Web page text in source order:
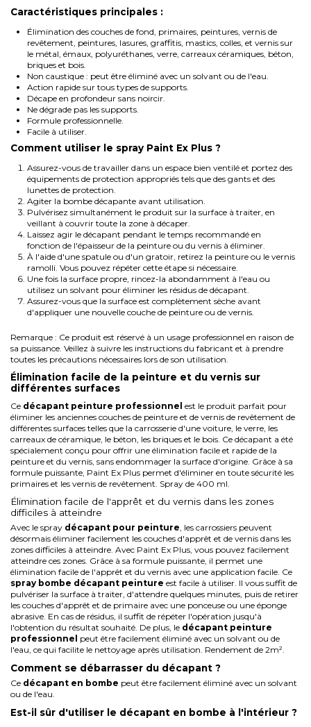
Caractéristiques principales :
Élimination des couches de fond, primaires, peintures, vernis de
revêtement, peintures, lasures, graffitis, mastics, colles, et vernis sur
le métal, émaux, polyuréthanes, verre, carreaux céramiques, béton,
briques et bois.
Non caustique : peut être éliminé avec un solvant ou de l'eau.
Action rapide sur tous types de supports.
Décape en profondeur sans noircir.
Ne dégrade pas les supports.
Formule professionnelle.
Facile à utiliser.
Comment utiliser le spray Paint Ex Plus ?
Assurez-vous de travailler dans un espace bien ventilé et portez des
équipements de protection appropriés tels que des gants et des
lunettes de protection.
Agiter la bombe décapante avant utilisation.
Pulvérisez simultanément le produit sur la surface à traiter, en
veillant à couvrir toute la zone à décaper.
Laissez agir le décapant pendant le temps recommandé en
fonction de l'épaisseur de la peinture ou du vernis à éliminer.
À l'aide d'une spatule ou d'un gratoir, retirez la peinture ou le vernis
ramolli. Vous pouvez répéter cette étape si nécessaire.
Une fois la surface propre, rincez-la abondamment à l'eau ou
utilisez un solvant pour éliminer les résidus de décapant.
Assurez-vous que la surface est complètement sèche avant
d'appliquer une nouvelle couche de peinture ou de vernis.
Remarque : Ce produit est réservé à un usage professionnel en raison de
sa puissance. Veillez à suivre les instructions du fabricant et à prendre
toutes les précautions nécessaires lors de son utilisation.
Élimination facile de la peinture et du vernis sur
différentes surfaces
Ce décapant peinture professionnel est le produit parfait pour
éliminer les anciennes couches de peinture et de vernis de revêtement de
différentes surfaces telles que la carrosserie d'une voiture, le verre, les
carreaux de céramique, le béton, les briques et le bois. Ce décapant a été
spécialement conçu pour offrir une élimination facile et rapide de la
peinture et du vernis, sans endommager la surface d'origine. Grâce à sa
formule puissante, Paint Ex Plus permet d'éliminer en toute sécurité les
primaires et les vernis de revêtement. Spray de 400 ml.
Élimination facile de l'apprêt et du vernis dans les zones
difficiles à atteindre
Avec le spray décapant pour peinture, les carrossiers peuvent
désormais éliminer facilement les couches d'apprêt et de vernis dans les
zones difficiles à atteindre. Avec Paint Ex Plus, vous pouvez facilement
atteindre ces zones. Grâce à sa formule puissante, il permet une
élimination facile de l'apprêt et du vernis avec une application facile. Ce
spray bombe décapant peinture est facile à utiliser. Il vous suffit de
pulvériser la surface à traiter, d'attendre quelques minutes, puis de retirer
les couches d'apprêt et de primaire avec une ponceuse ou une éponge
abrasive. En cas de résidus, il suffit de répéter l'opération jusqu'à
l'obtention du résultat souhaité. De plus, le décapant peinture
professionnel peut être facilement éliminé avec un solvant ou de
l'eau, ce qui facilite le nettoyage après utilisation. Rendement de 2m².
Comment se débarrasser du décapant ?
Ce décapant en bombe peut être facilement éliminé avec un solvant
ou de l'eau.
Est-il sûr d'utiliser le décapant en bombe à l'intérieur ?